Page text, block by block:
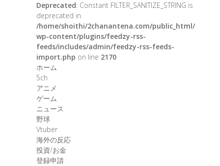
Deprecated: Constant FILTER_SANITIZE_STRING is
deprecated in
/home/shoithi/2chanantena.com/public_html/
wp-content/plugins/feedzy-rss-
feeds/includes/admin/feedzy-rss-feeds-
import.php on line 2170
ホーム
5ch
アニメ
ゲーム
ニュース
野球
Vtuber
海外の反応
投資/お金
登録申請